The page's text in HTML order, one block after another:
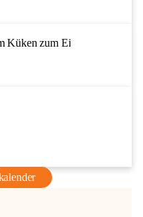
Küken zum Ei